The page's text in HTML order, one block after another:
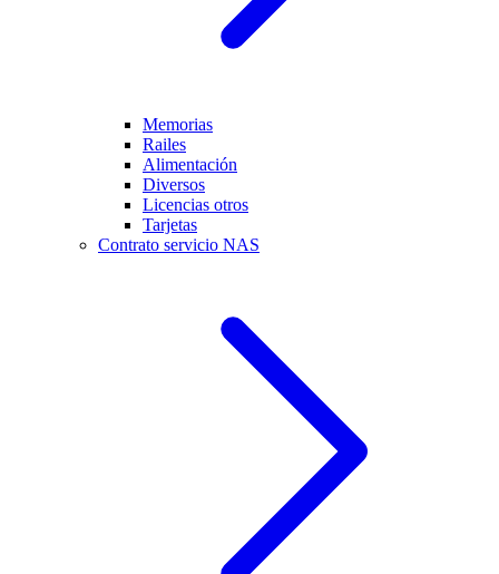
Memorias
Railes
Alimentación
Diversos
Licencias otros
Tarjetas
Contrato servicio NAS